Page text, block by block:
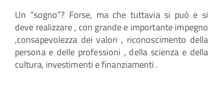
Un “sogno”? Forse, ma che tuttavia si può e si
deve realizzare , con grande e importante impegno
,consapevolezza dei valori , riconoscimento della
persona e delle professioni , della scienza e della
cultura, investimenti e finanziamenti .